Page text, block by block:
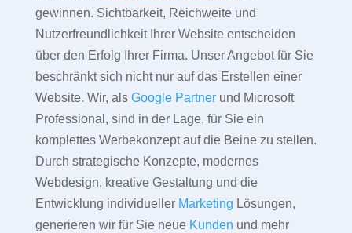
gewinnen. Sichtbarkeit, Reichweite und
Nutzerfreundlichkeit Ihrer Website entscheiden
über den Erfolg Ihrer Firma. Unser Angebot für Sie
beschränkt sich nicht nur auf das Erstellen einer
Website. Wir, als Google Partnerund Microsoft
Professional, sind in der Lage, für Sie ein
komplettes Werbekonzept auf die Beine zu stellen.
Durch strategische Konzepte, modernes
Webdesign, kreative Gestaltung und die
Entwicklung individueller Marketing Lösungen,
generieren wir für Sie neue Kunden und mehr